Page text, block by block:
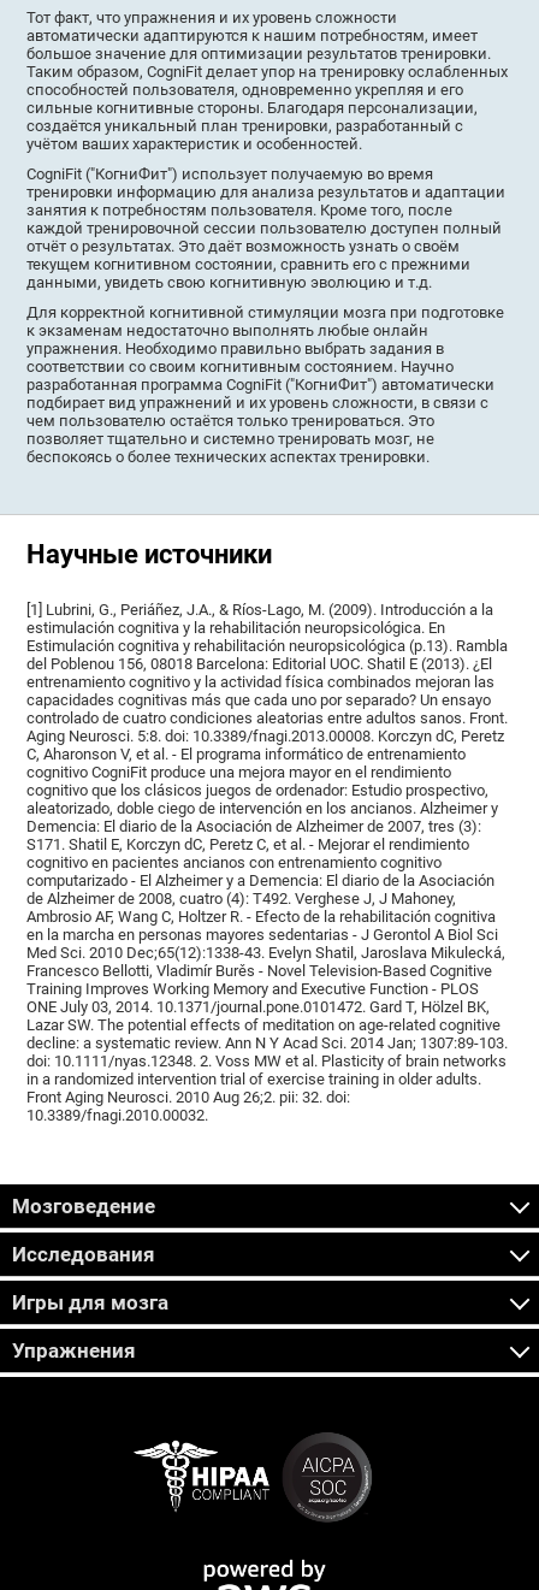
Тот факт, что упражнения и их уровень сложности
автоматически адаптируются к нашим потребностям, имеет
большое значение для оптимизации результатов тренировки.
Таким образом, CogniFit делает упор на тренировку ослабленных
способностей пользователя, одновременно укрепляя и его
сильные когнитивные стороны. Благодаря персонализации,
создаётся уникальный план тренировки, разработанный с
учётом ваших характеристик и особенностей.
CogniFit ("КогниФит") использует получаемую во время
тренировки информацию для анализа результатов и адаптации
занятия к потребностям пользователя. Кроме того, после
каждой тренировочной сессии пользователю доступен полный
отчёт о результатах. Это даёт возможность узнать о своём
текущем когнитивном состоянии, сравнить его с прежними
данными, увидеть свою когнитивную эволюцию и т.д.
Для корректной когнитивной стимуляции мозга при подготовке
к экзаменам недостаточно выполнять любые онлайн
упражнения. Необходимо правильно выбрать задания в
соответствии со своим когнитивным состоянием. Научно
разработанная программа CogniFit ("КогниФит") автоматически
подбирает вид упражнений и их уровень сложности, в связи с
чем пользователю остаётся только тренироваться. Это
позволяет тщательно и системно тренировать мозг, не
беспокоясь о более технических аспектах тренировки.
Научные источники
[1] Lubrini, G., Periáñez, J.A., & Ríos-Lago, M. (2009). Introducción a la
estimulación cognitiva y la rehabilitación neuropsicológica. En
Estimulación cognitiva y rehabilitación neuropsicológica (p.13). Rambla
del Poblenou 156, 08018 Barcelona: Editorial UOC. Shatil E (2013). ¿El
entrenamiento cognitivo y la actividad física combinados mejoran las
capacidades cognitivas más que cada uno por separado? Un ensayo
controlado de cuatro condiciones aleatorias entre adultos sanos. Front.
Aging Neurosci. 5:8. doi: 10.3389/fnagi.2013.00008. Korczyn dC, Peretz
C, Aharonson V, et al. - El programa informático de entrenamiento
cognitivo CogniFit produce una mejora mayor en el rendimiento
cognitivo que los clásicos juegos de ordenador: Estudio prospectivo,
aleatorizado, doble ciego de intervención en los ancianos. Alzheimer y
Demencia: El diario de la Asociación de Alzheimer de 2007, tres (3):
S171. Shatil E, Korczyn dC, Peretz C, et al. - Mejorar el rendimiento
cognitivo en pacientes ancianos con entrenamiento cognitivo
computarizado - El Alzheimer y a Demencia: El diario de la Asociación
de Alzheimer de 2008, cuatro (4): T492. Verghese J, J Mahoney,
Ambrosio AF, Wang C, Holtzer R. - Efecto de la rehabilitación cognitiva
en la marcha en personas mayores sedentarias - J Gerontol A Biol Sci
Med Sci. 2010 Dec;65(12):1338-43. Evelyn Shatil, Jaroslava Mikulecká,
Francesco Bellotti, Vladimír Burěs - Novel Television-Based Cognitive
Training Improves Working Memory and Executive Function - PLOS
ONE July 03, 2014. 10.1371/journal.pone.0101472. Gard T, Hölzel BK,
Lazar SW. The potential effects of meditation on age-related cognitive
decline: a systematic review. Ann N Y Acad Sci. 2014 Jan; 1307:89-103.
doi: 10.1111/nyas.12348. 2. Voss MW et al. Plasticity of brain networks
in a randomized intervention trial of exercise training in older adults.
Front Aging Neurosci. 2010 Aug 26;2. pii: 32. doi:
10.3389/fnagi.2010.00032.
Мозговедение
Исследования
Игры для мозга
Упражнения